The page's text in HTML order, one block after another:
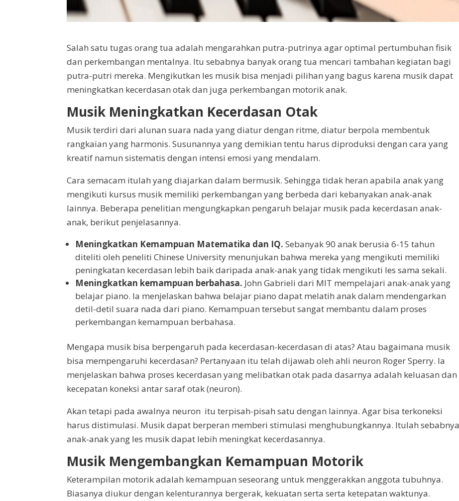
Salah satu tugas orang tua adalah mengarahkan putra-putrinya agar optimal pertumbuhan fisik
dan perkembangan mentalnya. Itu sebabnya banyak orang tua mencari tambahan kegiatan bagi
putra-putri mereka. Mengikutkan les musik bisa menjadi pilihan yang bagus karena musik dapat
meningkatkan kecerdasan otak dan juga perkembangan motorik anak.
Musik Meningkatkan Kecerdasan Otak
Musik terdiri dari alunan suara nada yang diatur dengan ritme, diatur berpola membentuk
rangkaian yang harmonis. Susunannya yang demikian tentu harus diproduksi dengan cara yang
kreatif namun sistematis dengan intensi emosi yang mendalam.
Cara semacam itulah yang diajarkan dalam bermusik. Sehingga tidak heran apabila anak yang
mengikuti kursus musik memiliki perkembangan yang berbeda dari kebanyakan anak-anak
lainnya. Beberapa penelitian mengungkapkan pengaruh belajar musik pada kecerdasan anak-
anak, berikut penjelasannya.
Meningkatkan Kemampuan Matematika dan IQ.Sebanyak 90 anak berusia 6-15 tahun
diteliti oleh peneliti Chinese University menunjukan bahwa mereka yang mengikuti memiliki
peningkatan kecerdasan lebih baik daripada anak-anak yang tidak mengikuti les sama sekali.
Meningkatkan kemampuan berbahasa. John Gabrieli dari MIT mempelajari anak-anak yang
belajar piano. Ia menjelaskan bahwa belajar piano dapat melatih anak dalam mendengarkan
detil-detil suara nada dari piano. Kemampuan tersebut sangat membantu dalam proses
perkembangan kemampuan berbahasa.
Mengapa musik bisa berpengaruh pada kecerdasan-kecerdasan di atas? Atau bagaimana musik
bisa mempengaruhi kecerdasan? Pertanyaan itu telah dijawab oleh ahli neuron Roger Sperry. Ia
menjelaskan bahwa proses kecerdasan yang melibatkan otak pada dasarnya adalah keluasan dan
kecepatan koneksi antar saraf otak (neuron).
Akan tetapi pada awalnya neuron itu terpisah-pisah satu dengan lainnya. Agar bisa terkoneksi
harus distimulasi. Musik dapat berperan memberi stimulasi menghubungkannya. Itulah sebabnya
anak-anak yang les musik dapat lebih meningkat kecerdasannya.
Musik Mengembangkan Kemampuan Motorik
Keterampilan motorik adalah kemampuan seseorang untuk menggerakkan anggota tubuhnya.
Biasanya diukur dengan kelenturannya bergerak, kekuatan serta serta ketepatan waktunya.